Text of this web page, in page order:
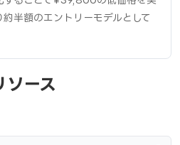
半額のエントリーモデルとして
ソース